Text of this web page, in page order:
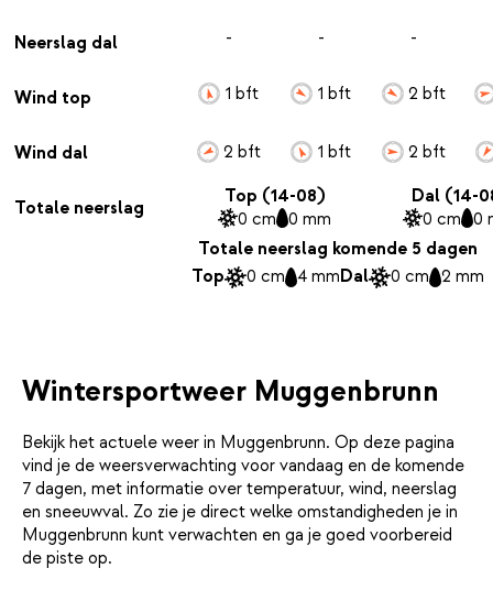
Neerslag dal
Wind top
Wind dal
Totale neerslag
-
1 bft
2 bft
-
1 bft
1 bft
-
2 bft
2 bft
Top (14-08)
0 cm 0 mm
Dal (14-
0 cm 0
Totale neerslag komende 5 dagen
Top
0 cm 4 mmDal 0 cm 2 mm
Wintersportweer Muggenbrunn
Bekijk het actuele weer in Muggenbrunn. Op deze pagina
vind je de weersverwachting voor vandaag en de komende
7 dagen, met informatie over temperatuur, wind, neerslag
en sneeuwval. Zo zie je direct welke omstandigheden je in
Muggenbrunn kunt verwachten en ga je goed voorbereid
de piste op.